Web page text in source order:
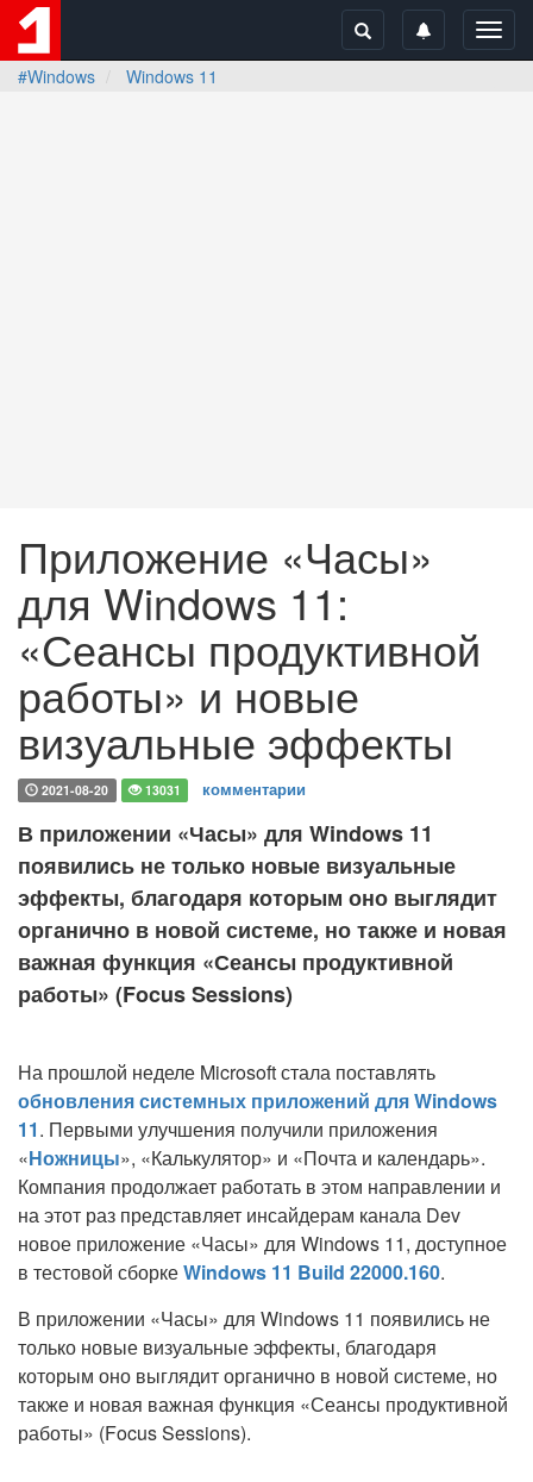
#Windows
Windows 11
Приложение «Часы»
для Windows 11:
«Сеансы продуктивной
работы» и новые
визуальные эффекты
2021-08-20 13031 комментарии
В приложении «Часы» для Windows 11
появились не только новые визуальные
эффекты, благодаря которым оно выглядит
органично в новой системе, но также и новая
важная функция «Сеансы продуктивной
работы» (Focus Sessions)
На прошлой неделе Microsoft стала поставлять
обновления системных приложений для Windows
11. Первыми улучшения получили приложения
«Ножницы», «Калькулятор» и «Почта и календарь».
Компания продолжает работать в этом направлении и
на этот раз представляет инсайдерам канала Dev
новое приложение «Часы» для Windows 11, доступное
в тестовой сборкеWindows 11 Build 22000.160.
В приложении «Часы» для Windows 11 появились не
только новые визуальные эффекты, благодаря
которым оно выглядит органично в новой системе, но
также и новая важная функция «Сеансы продуктивной
работы» (Focus Sessions).